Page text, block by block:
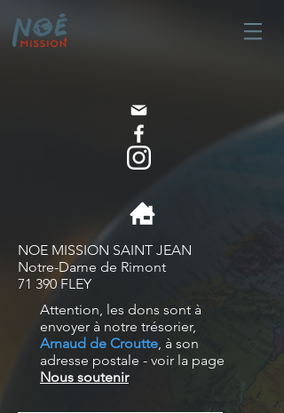
​NOE MISSION SAINT JEAN
Notre-Dame de Rimont
71 390 FLEY​
Attention, les dons sont à
envoyer à notre trésorier,
Arnaud de Croutte, à son
adresse postale - voir la page
Nous soutenir